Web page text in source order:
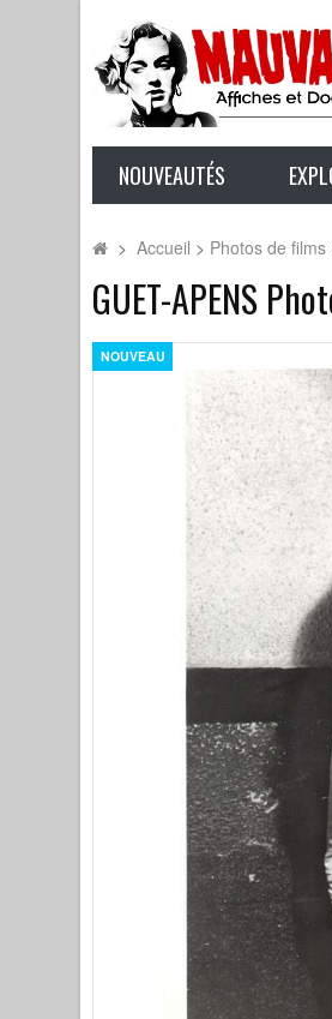
NOUVEAUTÉS
> Accueil > Photos de films
GUET-APENS
NOUVEAU